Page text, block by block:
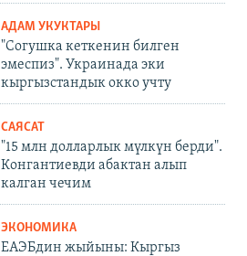
АДАМ УКУКТАРЫ
"Согушка кеткенин билген
эмеспиз". Украинада эки
кыргызстандык окко учту
САЯСАТ
"15 млн долларлык мүлкүн берди".
Конгантиевди абактан алып
калган чечим
ЭКОНОМИКА
ЕАЭБдин жыйыны: Кыргыз